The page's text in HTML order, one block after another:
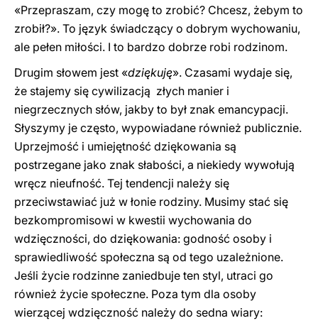
«Przepraszam, czy mogę to zrobić? Chcesz, żebym to
zrobił?». To język świadczący o dobrym wychowaniu,
ale pełen miłości. I to bardzo dobrze robi rodzinom.
Drugim słowem jest «dziękuję». Czasami wydaje się,
że stajemy się cywilizacją złych manier i
niegrzecznych słów, jakby to był znak emancypacji.
Słyszymy je często, wypowiadane również publicznie.
Uprzejmość i umiejętność dziękowania są
postrzegane jako znak słabości, a niekiedy wywołują
wręcz nieufność. Tej tendencji należy się
przeciwstawiać już w łonie rodziny. Musimy stać się
bezkompromisowi w kwestii wychowania do
wdzięczności, do dziękowania: godność osoby i
sprawiedliwość społeczna są od tego uzależnione.
Jeśli życie rodzinne zaniedbuje ten styl, utraci go
również życie społeczne. Poza tym dla osoby
wierzącej wdzięczność należy do sedna wiary: